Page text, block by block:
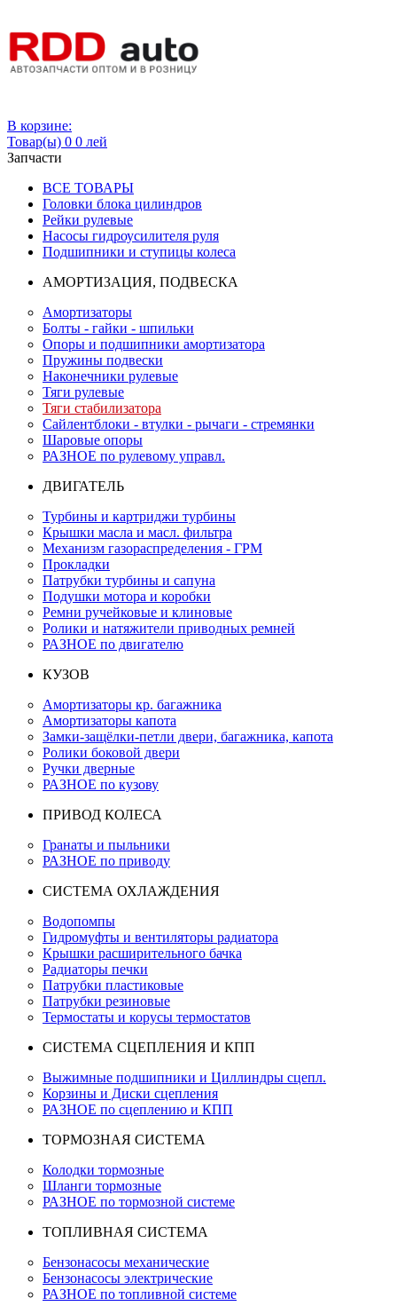
В корзине:
Товар(ы) 0 0 лей
Запчасти
ВСЕ ТОВАРЫ
Головки блока цилиндров
Рейки рулевые
Насосы гидроусилителя руля
Подшипники и ступицы колеса
АМОРТИЗАЦИЯ, ПОДВЕСКА
Амортизаторы
Болты - гайки - шпильки
Опоры и подшипники амортизатора
Пружины подвески
Наконечники рулевые
Тяги рулевые
Тяги стабилизатора
Сайлентблоки - втулки - рычаги - стремянки
Шаровые опоры
РАЗНОЕ по рулевому управл.
ДВИГАТЕЛЬ
Турбины и картриджи турбины
Крышки масла и масл. фильтра
Механизм газораспределения - ГРМ
Прокладки
Патрубки турбины и сапуна
Подушки мотора и коробки
Ремни ручейковые и клиновые
Ролики и натяжители приводных ремней
РАЗНОЕ по двигателю
КУЗОВ
Амортизаторы кр. багажника
Амортизаторы капота
Замки-защёлки-петли двери, багажника, капота
Ролики боковой двери
Ручки дверные
РАЗНОЕ по кузову
ПРИВОД КОЛЕСА
Гранаты и пыльники
РАЗНОЕ по приводу
СИСТЕМА ОХЛАЖДЕНИЯ
Водопомпы
Гидромуфты и вентиляторы радиатора
Крышки расширительного бачка
Радиаторы печки
Патрубки пластиковые
Патрубки резиновые
Термостаты и корусы термостатов
СИСТЕМА СЦЕПЛЕНИЯ И КПП
Выжимные подшипники и Циллиндры сцепл.
Корзины и Диски сцепления
РАЗНОЕ по сцеплению и КПП
ТОРМОЗНАЯ СИСТЕМА
Колодки тормозные
Шланги тормозные
РАЗНОЕ по тормозной системе
ТОПЛИВНАЯ СИСТЕМА
Бензонасосы механические
Бензонасосы электрические
РАЗНОЕ по топливной системе